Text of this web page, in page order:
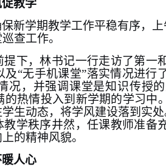
教学
新学期教学工作平稳有序，上
查工作。
下，林书记一行走访了第一
及“无手机课堂”落实情况进行
况，并强调课堂是知识传授
热情投入到新学期的学习中
生动态，将学风建设落到实处
学秩序井然，任课教师准备
的精神风貌。
人心